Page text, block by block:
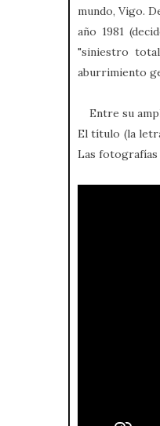
mundo, Vigo.
año 1981
"siniestro
aburrimiento
Entre su
El título (la
Las fotografías